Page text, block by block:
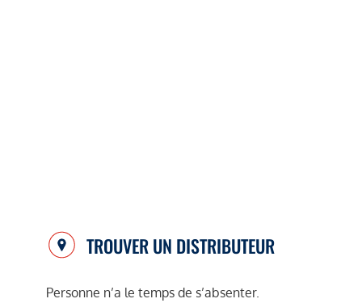
TROUVER UN DISTRIBUTEUR
Personne n’a le temps de s’absenter.